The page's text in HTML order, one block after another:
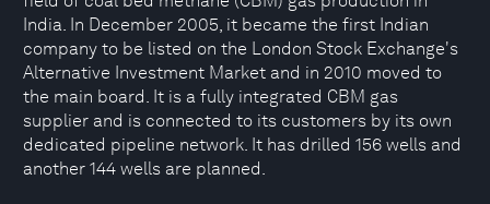
India. In December 2005, it became the first Indian
company to be listed on the London Stock Exchange's
Alternative Investment Market and in 2010 moved to
the main board. It is a fully integrated CBM gas
supplier and is connected to its customers by its own
dedicated pipeline network. It has drilled 156 wells and
another 144 wells are planned.